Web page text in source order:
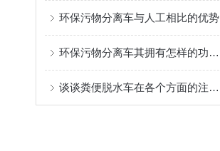
环保污物分离车与人工相比的优势
环保污物分离车其拥有怎样的功能呢？
谈谈粪便脱水车在各个方面的注意事项